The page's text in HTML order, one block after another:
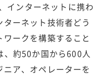
インターネットに携わ
ーネット技術者どう
ークを構築すること
約50か国から600人
ア、オペレーターを